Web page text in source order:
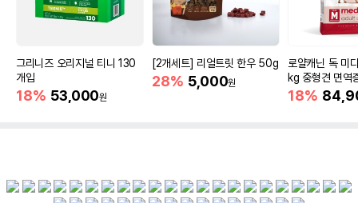
그리니즈 오리지널 티니 130
개입
18% 53,000원
[2개세트] 리얼트릿 한우 50g
28% 5,000원
로얄캐닌 독 미
kg 중형견 면역
18%